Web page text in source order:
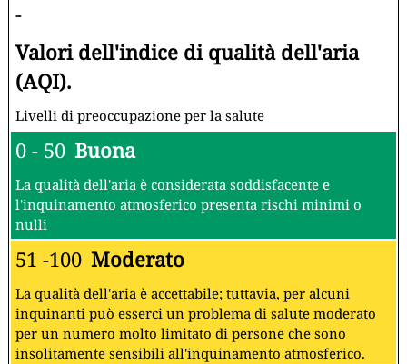
-
Valori dell'indice di qualità dell'aria
(AQI).
Livelli di preoccupazione per la salute
0 - 50 Buona
La qualità dell'aria è considerata soddisfacente e
l'inquinamento atmosferico presenta rischi minimi o
nulli
51 -100 Moderato
La qualità dell'aria è accettabile; tuttavia, per alcuni
inquinanti può esserci un problema di salute moderato
per un numero molto limitato di persone che sono
insolitamente sensibili all'inquinamento atmosferico.